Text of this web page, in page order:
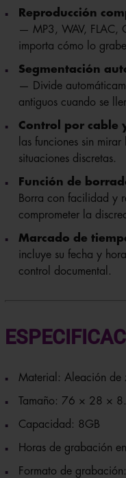
Reproducción
— MP3, WAV, FLAC,
importa cómo lo
Segmentación
— Divide
antiguos cuando se
Control por cable
las funciones sin
situaciones discretas.
Función de
Borra con facilidad y
comprometer la
Marcado de
incluye su fecha y
control documental.
Material: Aleación de
Tamaño: 76 × 28 ×
Capacidad: 8GB
Horas de grabación
Formato de